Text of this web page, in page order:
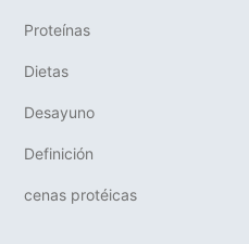
Proteínas
Dietas
Desayuno
Definición
cenas protéicas